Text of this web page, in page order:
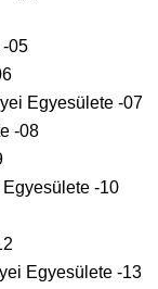
05
Egyesülete -07
-08
-10
Egyesülete -13